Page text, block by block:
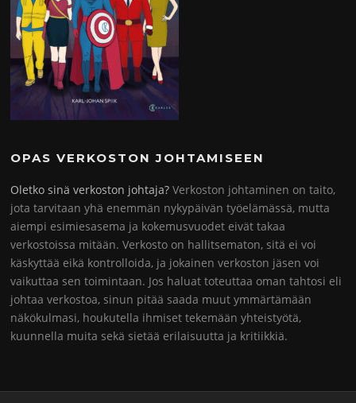
OPAS VERKOSTON JOHTAMISEEN
Oletko sinä verkoston johtaja? Verkoston johtaminen on taito,
jota tarvitaan yhä enemmän nykypäivän työelämässä, mutta
aiempi esimiesasema ja kokemusvuodet eivät takaa
verkostoissa mitään. Verkosto on hallitsematon, sitä ei voi
käskyttää eikä kontrolloida, ja jokainen verkoston jäsen voi
vaikuttaa sen toimintaan. Jos haluat toteuttaa oman tahtosi eli
johtaa verkostoa, sinun pitää saada muut ymmärtämään
näkökulmasi, houkutella ihmiset tekemään yhteistyötä,
kuunnella muita sekä sietää erilaisuutta ja kritiikkiä.